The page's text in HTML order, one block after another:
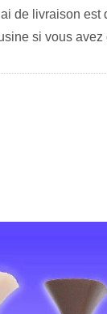
de livraison
si vous